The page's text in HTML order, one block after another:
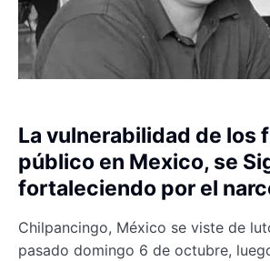
La vulnerabilidad de los
público en Mexico, se
fortaleciendo por el
Chilpancingo, México se viste de
pasado domingo 6 de octubre,